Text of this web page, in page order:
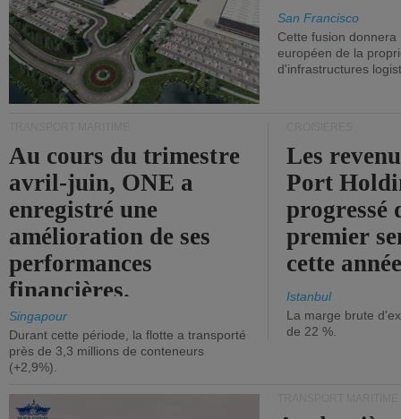
San Francisco
Cette fusion
européen de la
d'infrastructures
Au cours du trimestre
avril-juin, ONE a
enregistré une
amélioration de ses
performances
financières.
Singapour
Durant cette période, la flotte a transporté
près de 3,3 millions de conteneurs
(+2,9%).
Les
Port
progressé
premier
cette
Istanbul
La marge brute
de 22 %.